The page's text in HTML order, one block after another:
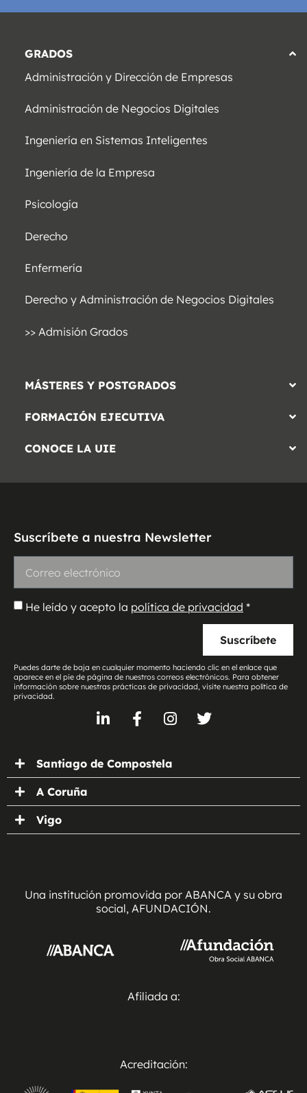
GRADOS
Administración y Dirección de Empresas
Administración de Negocios Digitales
Ingeniería en Sistemas Inteligentes
Ingeniería de la Empresa
Psicología
Derecho
Enfermería
Derecho y Administración de Negocios Digitales
>> Admisión Grados
MÁSTERES Y POSTGRADOS
FORMACIÓN EJECUTIVA
CONOCE LA UIE
Suscríbete a nuestra Newsletter
He leído y acepto la política de privacidad *
Suscríbete
Puedes darte de baja en cualquier momento haciendo clic en el enlace que
aparece en el pie de página de nuestros correos electrónicos. Para obtener
información sobre nuestras prácticas de privacidad, visite nuestra política de
privacidad.
Santiago de Compostela
A Coruña
Vigo
Una institución promovida por ABANCA y su obra
social, AFUNDACIÓN.
Afiliada a:
Acreditación: